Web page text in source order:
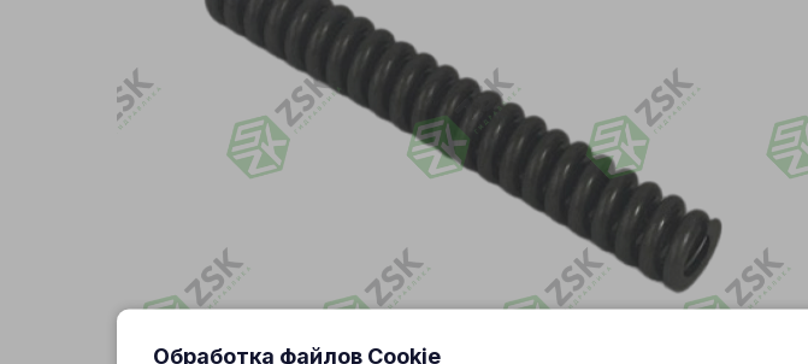
Обработка файлов Cookie